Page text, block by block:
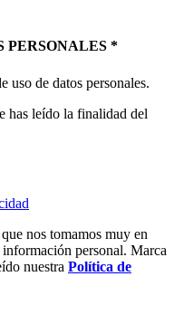
PERSONALES *
uso de datos personales.
has leído la finalidad del
nos tomamos muy en
personal. Marca
nuestra Política de